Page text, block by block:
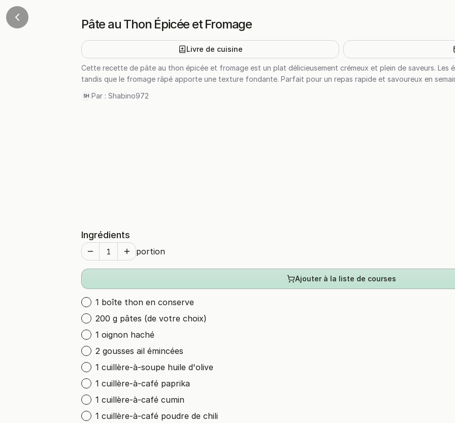
Pâte au Thon Épicée et Fromage
Livre de cuisine
Cette recette de pâte au thon épicée et fromage est un plat délicieusement crémeux et plein de saveurs. Les
tandis que le fromage râpé apporte une texture fondante. Parfait pour un repas rapide et savoureux en
SH Par : Shabino972
Ingrédients
portion
Ajouter à la liste de courses
1 boîte thon en conserve
200 g pâtes (de votre choix)
1 oignon haché
2 gousses ail émincées
1 cuillère-à-soupe huile d'olive
1 cuillère-à-café paprika
1 cuillère-à-café cumin
1 cuillère-à-café poudre de chili